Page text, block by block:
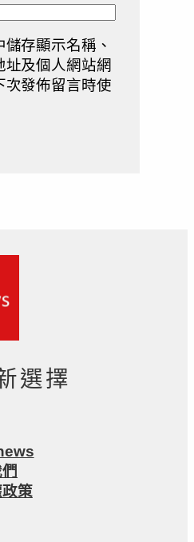
儲存顯示名稱、
址及個人網站網
次發佈留言時使
選擇
政策